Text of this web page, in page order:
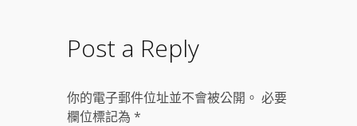
Post a Reply
你的電子郵件位址並不會被公開。 必要
欄位標記為 *